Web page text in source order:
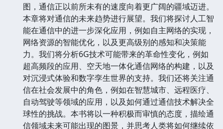
图，通信正以前所未有的速度向着更广阔的疆域迈进。
本章将对通信的未来趋势进行展望。我们将探讨人工智
能在通信中的进一步深化应用，例如自主网络的实现，
网络资源的智能优化，以及更高级别的感知和决策能
力。我们将分析6G技术可能带来的革命性变化，例如
超高频段的应用、空天地一体化通信网络的构建，以及
对沉浸式体验和数字孪生世界的支持。我们还将关注通
信在社会发展中的角色，例如在智慧城市、远程医疗、
自动驾驶等领域的应用，以及如何通过通信技术解决全
球性的挑战。本书将以一种积极而审慎的态度，描绘通
信领域未来可能出现的图景，并思考人类将如何继续依